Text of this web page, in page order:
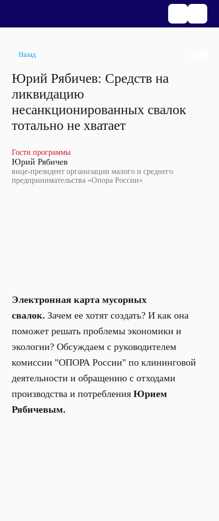
Назад
Юрий Рябичев: Средств на
ликвидацию
несанкционированных свалок
тотально не хватает
Гости программы
Юрий Рябичев
вице-президент организации малого и среднего
предпринимательства «Опора России»
Электронная карта мусорных
свалок. Зачем ее хотят создать? И как она
поможет решать проблемы экономики и
экологии? Обсуждаем с руководителем
комиссии "ОПОРА России" по клининговой
деятельности и обращению с отходами
производства и потребления Юрием
Рябичевым.